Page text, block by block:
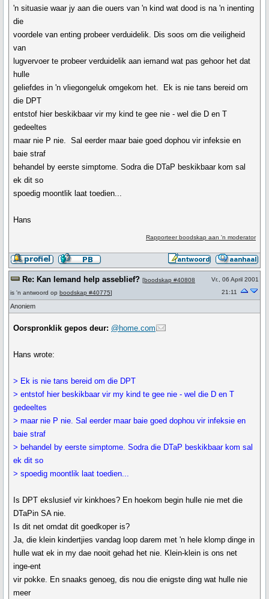
'n situasie waar jy aan die ouers van 'n kind wat dood is na 'n inenting
die
voordele van enting probeer verduidelik. Dis soos om die veiligheid
van
lugvervoer te probeer verduidelik aan iemand wat pas gehoor het dat
hulle
geliefdes in 'n vliegongeluk omgekom het. Ek is nie tans bereid om
die DPT
entstof hier beskikbaar vir my kind te gee nie - wel die D en T
gedeeltes
maar nie P nie. Sal eerder maar baie goed dophou vir infeksie en
baie straf
behandel by eerste simptome. Sodra die DTaP beskikbaar kom sal
ek dit so
spoedig moontlik laat toedien...
Hans
Rapporteer boodskap aan 'n moderator
Re: Kan Iemand help asseblief? [boodskap #40808
is 'n antwoord op boodskap #40775]
Vr., 06 April 2001
21:11
Anoniem
Oorspronklik gepos deur: @home.com
Hans wrote:
> Ek is nie tans bereid om die DPT
> entstof hier beskikbaar vir my kind te gee nie - wel die D en T
gedeeltes
> maar nie P nie. Sal eerder maar baie goed dophou vir infeksie en
baie straf
> behandel by eerste simptome. Sodra die DTaP beskikbaar kom sal
ek dit so
> spoedig moontlik laat toedien...
Is DPT ekslusief vir kinkhoes? En hoekom begin hulle nie met die
DTaPin SA nie.
Is dit net omdat dit goedkoper is?
Ja, die klein kindertjies vandag loop darem met 'n hele klomp dinge in
hulle wat ek in my dae nooit gehad het nie. Klein-klein is ons net
inge-ent
vir pokke. En snaaks genoeg, dis nou die enigste ding wat hulle nie
meer